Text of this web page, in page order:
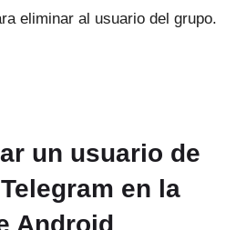
eliminar al usuario del grupo.
un usuario de
en la
Android